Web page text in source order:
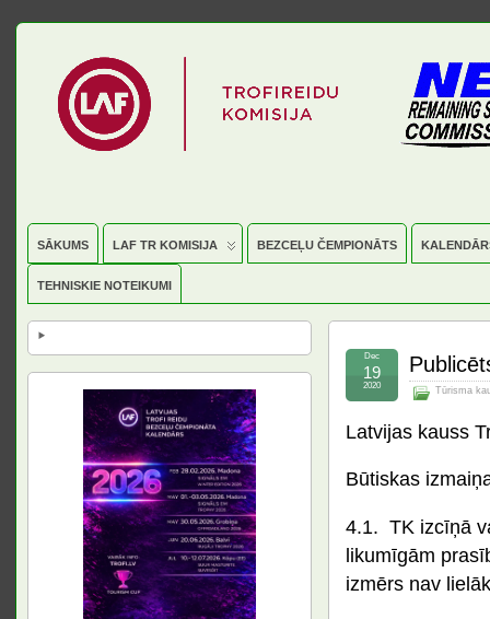
SĀKUMS LAF TR KOMISIJA BEZCEĻU ČEMPIONĀTS
TEHNISKIE NOTEIKUMI
Tūrisma
Dec
19
2020
Latvijas kauss
Būtiskas
4.1. TK izcīņā
likumīgām
izmērs nav